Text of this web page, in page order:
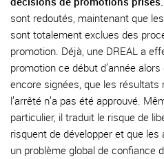
sont redoutés, maintenant que
sont totalement exclues des
promotion. Déjà, une DREAL a
promotion ce début d’année
encore signées, que les
l’arrêté n’a pas été approuvé.
particulier, il traduit le risque de
risquent de développer et que
un problème global de confiance